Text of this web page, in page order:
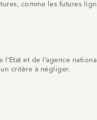
comme les futures
et de l’agence
critère à négliger.